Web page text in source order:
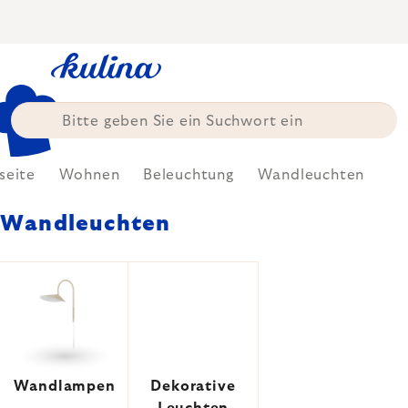
Wohnen Beleuchtung Wandleuchten
Wandleuchten
Wandlampen
Dekorative